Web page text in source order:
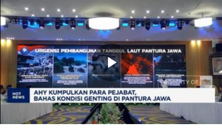
Memutarkan
Video